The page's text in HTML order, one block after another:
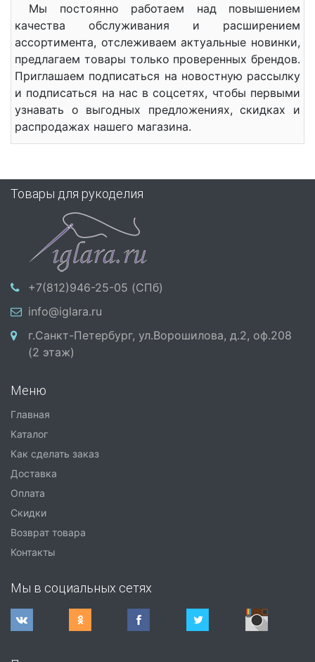
Мы постоянно работаем над повышением
качества обслуживания и расширением
ассортимента, отслеживаем актуальные новинки,
предлагаем товары только проверенных брендов.
Приглашаем подписаться на новостную рассылку
и подписаться на нас в соцсетях, чтобы первыми
узнавать о выгодных предложениях, скидках и
распродажах нашего магазина.
Товары для рукоделия
+7(812)946-25-05 (СПб)
info@iglara.ru
г.Санкт-Петербург, ул.Ворошилова, д.2, оф.208
(2 этаж)
Меню
Главная
Каталог
Как сделать заказ
Доставка
Оплата
Скидки
Возврат товара
Контакты
Мы в социальных сетях